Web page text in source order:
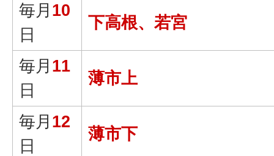
毎月 10
日
下高根、若宮
毎月 11
日
薄市上
毎月 12
日
薄市下